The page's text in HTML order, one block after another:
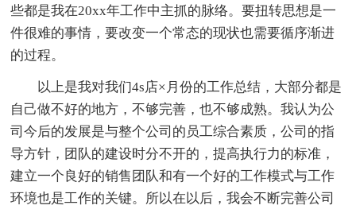
些都是我在20xx年工作中主抓的脉络。要扭转思想是一
件很难的事情，要改变一个常态的现状也需要循序渐进
的过程。
以上是我对我们4s店×月份的工作总结，大部分都是
自己做不好的地方，不够完善，也不够成熟。我认为公
司今后的发展是与整个公司的员工综合素质，公司的指
导方针，团队的建设时分不开的，提高执行力的标准，
建立一个良好的销售团队和有一个好的工作模式与工作
环境也是工作的关键。所以在以后，我会不断完善公司